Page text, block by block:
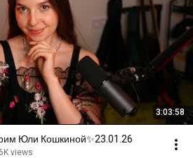
3:03:58
Юли Кошкиной✨23.01.26
views